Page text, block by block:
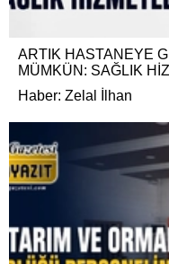
ARTIK HASTANEYE
MÜMKÜN: SAĞLIK
Haber: Zelal İlhan